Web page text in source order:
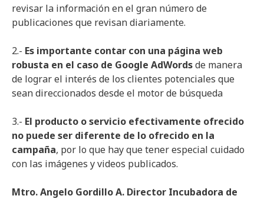
revisar la información en el gran número de
publicaciones que revisan diariamente.
2.- Es importante contar con una página web
robusta en el caso de Google AdWordsde manera
de lograr el interés de los clientes potenciales que
sean direccionados desde el motor de búsqueda
3.- El producto o servicio efectivamente ofrecido
no puede ser diferente de lo ofrecido en la
campaña, por lo que hay que tener especial cuidado
con las imágenes y videos publicados.
Mtro. Angelo Gordillo A. Director Incubadora de